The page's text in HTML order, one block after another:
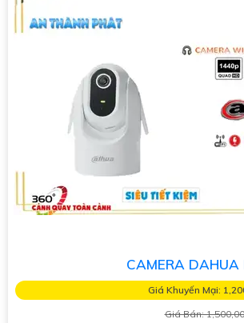
CAMERA DAHUA
Giá Khuyến Mại:
Giá Bán: